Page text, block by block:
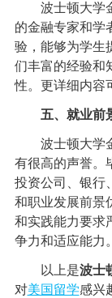
波士顿大学金
的金融专家和学
验，能够为学生
们丰富的经验和
性。更详细内容
五、就业前
波士顿大学金
有很高的声誉。
投资公司、银行
和职业发展前景
和实践能力要求
争力和适应能力
以上是波士
对美国留学感兴